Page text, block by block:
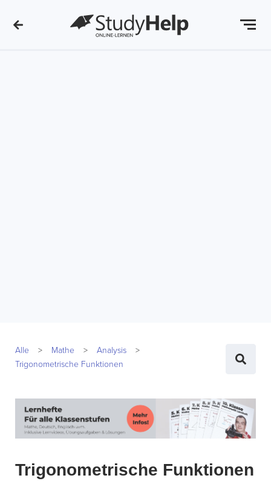
Alle Mathe
Analysis
Trigonometrische Funktionen
Trigonometrische Funktionen